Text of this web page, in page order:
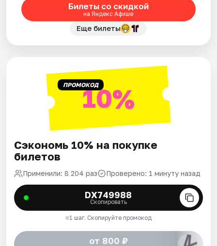
Билеты со скидкой
на Яндекс Афише
Еще билеты
ПРОМОКОД10%
Сэкономь 10% на покупке
билетов
Применили: 8 204 раз Проверено: 1 минуту назад
DX749988
Скопировать
1 шаг. Скопируйте промокод
от 800 ₽